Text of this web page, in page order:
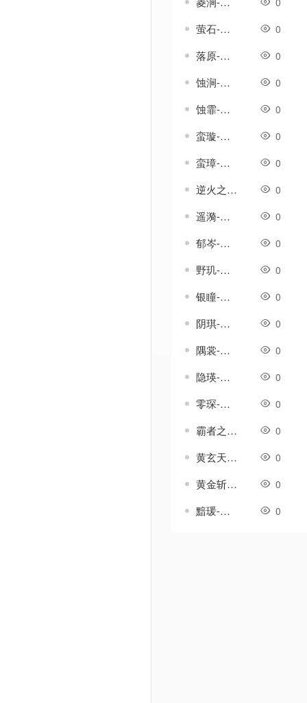
萤石-传奇武器素材 0
落原-传奇武器素材 0
蚀涧-传奇武器素材 0
蚀霏-传奇武器素材 0
蛮璇-传奇武器素材 0
蛮璋-传奇武器素材 0
逆火之杖-传奇武器素材 0
遥漪-传奇武器素材 0
郁岑-传奇武器素材 0
野玑-传奇武器素材 0
银瞳-传奇武器素材 0
阴琪-传奇武器素材 0
隅裳-传奇武器素材 0
隐瑛-传奇武器素材 0
零琛-传奇武器素材 0
霸者之刃-传奇武器素材 0
黄玄天-传奇武器素材 0
黄金斩-传奇武器素材 0
黯瑗-传奇武器素材 0